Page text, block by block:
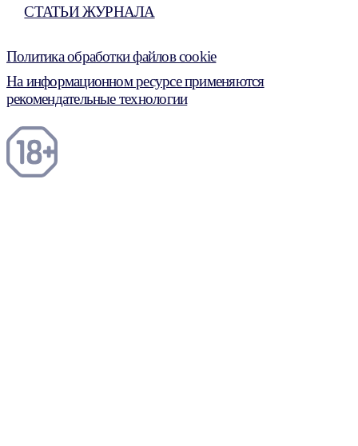
СТАТЬИ ЖУРНАЛА
Политика обработки файлов cookie
На информационном ресурсе применяются
рекомендательные технологии